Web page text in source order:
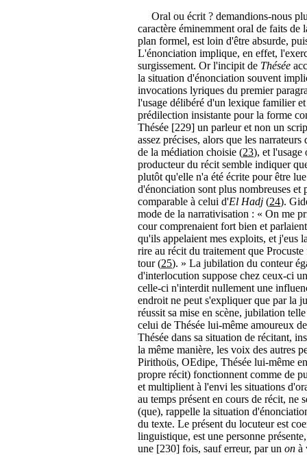
Oral ou écrit ? demandions-nous
caractère éminemment oral de faits
plan formel, est loin d'être absurde,
L'énonciation implique, en effet,
surgissement. Or l'incipit de Thésée
la situation d'énonciation souvent
invocations lyriques du premier
l'usage délibéré d'un lexique familier
prédilection insistante pour la forme
Thésée [229] un parleur et non un
assez précises, alors que les
de la médiation choisie (23), et l'usage
producteur du récit semble indiquer
plutôt qu'elle n'a été écrite pour être
d'énonciation sont plus nombreuses et
comparable à celui d'El Hadj (24).
mode de la narrativisation : « On me
cour comprenaient fort bien et
qu'ils appelaient mes exploits, et j'eus
rire au récit du traitement que
tour (25). » La jubilation du conteur
d'interlocution suppose chez ceux-ci
celle-ci n'interdit nullement une
endroit ne peut s'expliquer que par la
réussit sa mise en scène, jubilation
celui de Thésée lui-même amoureux
Thésée dans sa situation de récitant,
la même manière, les voix des autres
Pirithoüs, OEdipe, Thésée lui-même
propre récit) fonctionnent comme de
et multiplient à l'envi les situations
au temps présent en cours de récit,
(que), rappelle la situation
du texte. Le présent du locuteur est
linguistique, est une personne
une [230] fois, sauf erreur, par un on à